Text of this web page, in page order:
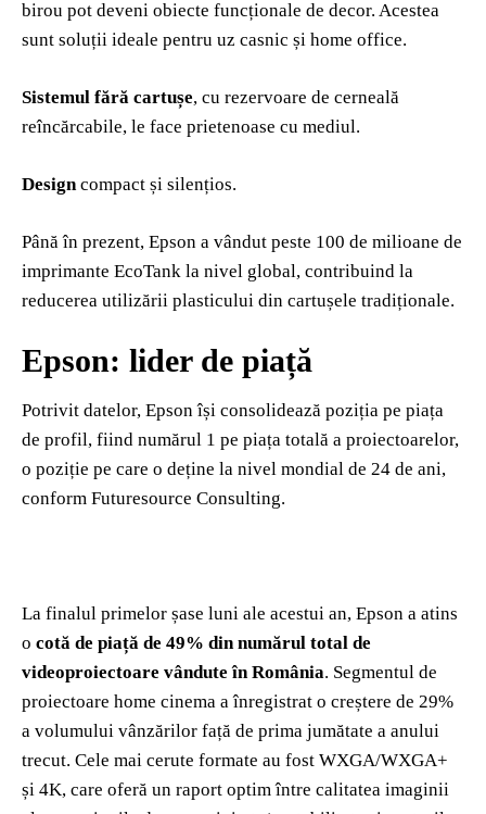
birou pot deveni obiecte funcționale de decor. Acestea
sunt soluții ideale pentru uz casnic și home office.
Sistemul fără cartușe, cu rezervoare de cerneală
reîncărcabile, le face prietenoase cu mediul.
Designcompact și silențios.
Până în prezent, Epson a vândut peste 100 de milioane de
imprimante EcoTank la nivel global, contribuind la
reducerea utilizării plasticului din cartușele tradiționale.
Epson: lider de piață
Potrivit datelor, Epson își consolidează poziția pe piața
de profil, fiind numărul 1 pe piața totală a proiectoarelor,
o poziție pe care o deține la nivel mondial de 24 de ani,
conform Futuresource Consulting.
La finalul primelor șase luni ale acestui an, Epson a atins
o cotă de piață de 49% din numărul total de
videoproiectoare vândute în România. Segmentul de
proiectoare home cinema a înregistrat o creștere de 29%
a volumului vânzărilor față de prima jumătate a anului
trecut. Cele mai cerute formate au fost WXGA/WXGA+
și 4K, care oferă un raport optim între calitatea imaginii